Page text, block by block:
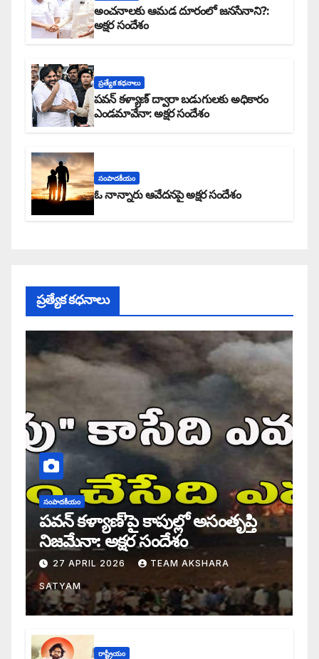
అంచనాలకు ఆమడ దూరంలో జనసేనాని?:
అక్షర సందేశం
ప్రత్యేక కధనాలు
పవన్ కళ్యాణ్ ద్వారా బడుగులకు అధికారం
ఎండమావేనా: అక్షర సందేశం
సంపాదకీయం
ఓ నాన్నారు ఆవేదనపై అక్షర సందేశం
ప్రత్యేక కధనాలు
సంపాదకీయం
పవన్ కళ్యాణ్’పై కాపుల్లో అసంతృప్తి
నిజమేనా: అక్షర సందేశం
27 APRIL 2026 TEAM AKSHARA
SATYAM
రాష్ట్రీయం